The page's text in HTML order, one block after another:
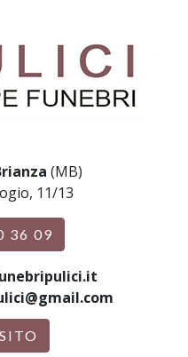
(MB)
11/13
36 09